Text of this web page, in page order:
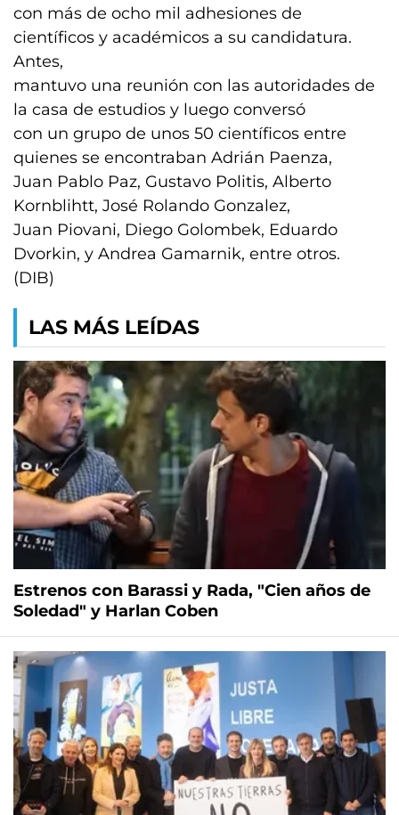
con más de ocho mil adhesiones de
científicos y académicos a su candidatura.
Antes,
mantuvo una reunión con las autoridades de
la casa de estudios y luego conversó
con un grupo de unos 50 científicos entre
quienes se encontraban Adrián Paenza,
Juan Pablo Paz, Gustavo Politis, Alberto
Kornblihtt, José Rolando Gonzalez,
Juan Piovani, Diego Golombek, Eduardo
Dvorkin, y Andrea Gamarnik, entre otros.
(DIB)
LAS MÁS LEÍDAS
Estrenos con Barassi y Rada, "Cien años de
Soledad" y Harlan Coben